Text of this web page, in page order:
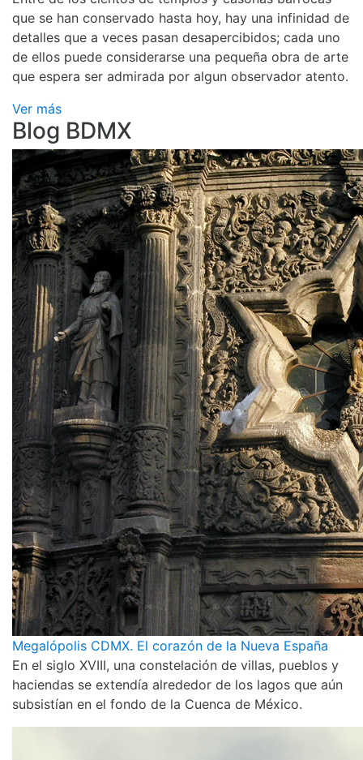
que se han conservado hasta hoy, hay una infinidad de
detalles que a veces pasan desapercibidos; cada uno
de ellos puede considerarse una pequeña obra de arte
que espera ser admirada por algun observador atento.
Ver más
Blog BDMX
Megalópolis CDMX. El corazón de la Nueva España
En el siglo XVIII, una constelación de villas, pueblos y
haciendas se extendía alrededor de los lagos que aún
subsistían en el fondo de la Cuenca de México.